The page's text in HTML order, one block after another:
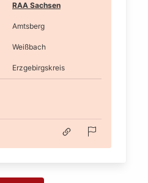
RAA Sachsen
Amtsberg
Weißbach
Erzgebirgskreis